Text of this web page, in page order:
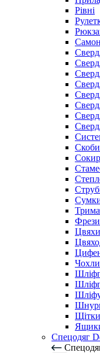
Рівні
Скоби
Сумки
Цвяхи
Чохли
Щітки
Спецодяг